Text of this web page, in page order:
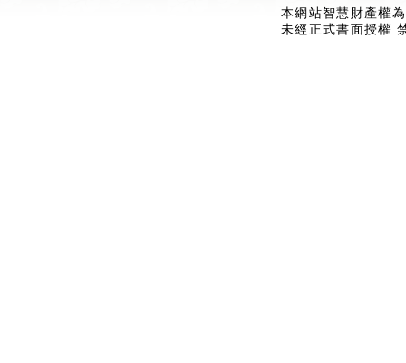
本網站智慧財產權
未經正式書面授權